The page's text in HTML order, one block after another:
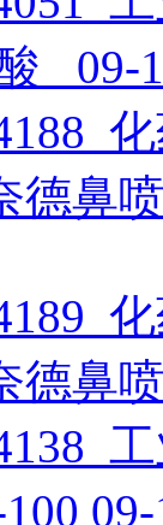
_ 09-
德鼻
德鼻